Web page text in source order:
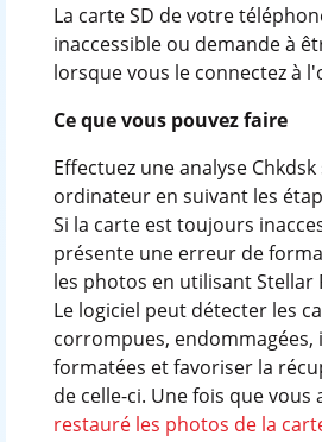
La carte SD de votre
inaccessible ou demande à
lorsque vous le connectez à
Ce que vous pouvez faire
Effectuez une analyse
ordinateur en suivant les
Si la carte est toujours
présente une erreur de
les photos en utilisant Stellar
Le logiciel peut détecter les
corrompues, endommagées,
formatées et favoriser la
de celle-ci. Une fois que vous
restauré les photos de la